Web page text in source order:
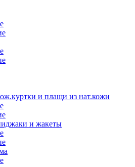
и плащи из нат.кожи
и жакеты